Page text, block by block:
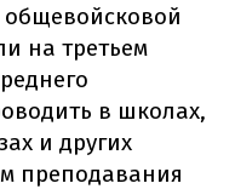
на третьем
в школах,
и других
преподавания